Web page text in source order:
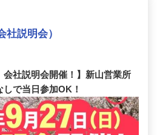
社説明会）
会社説明会開催！】新山営業所
で当日参加OK！